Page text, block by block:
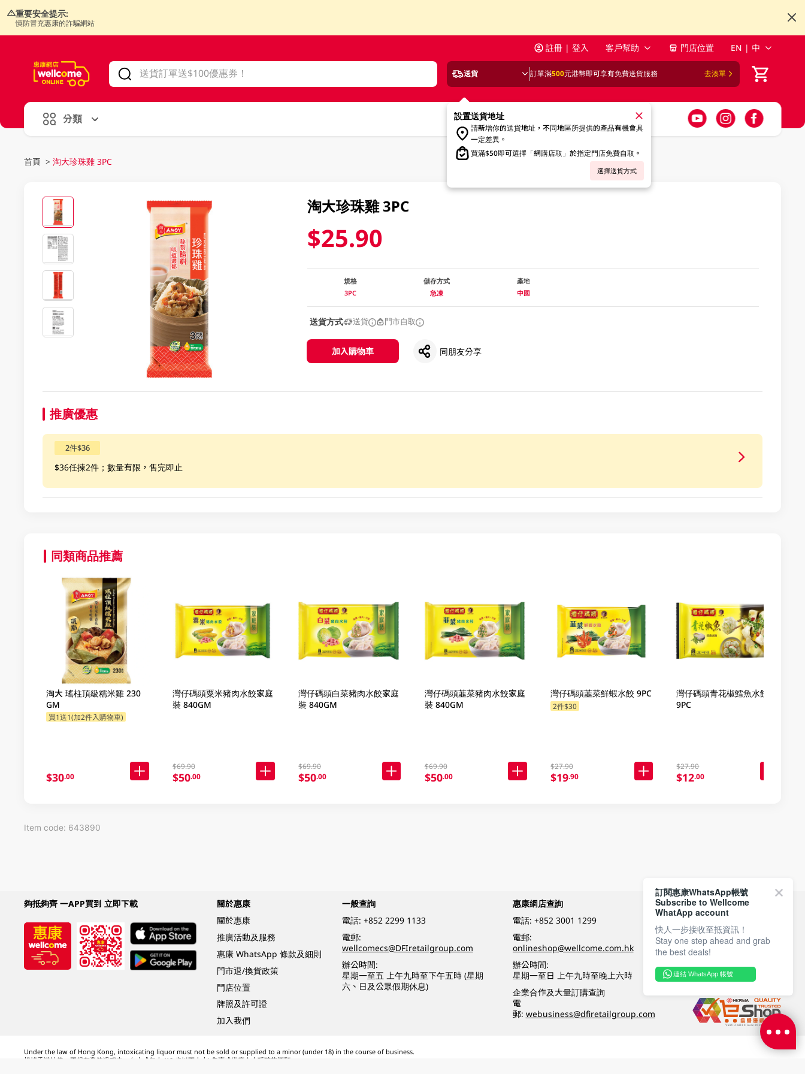
重要安全提示:
慎防冒充惠康的詐騙網站
註冊 | 登入 客戶幫助 門店位置 EN | 中
送貨 訂單滿500元港幣即可享有免費送貨服務 去湊單
設置送貨地址
請新增你的送貨地址，不同地區所提供的產品有機會具
一定差異。
買滿$50即可選擇「網購店取」於指定門店免費自取。
選擇送貨方式
分類
首頁 > 淘大珍珠雞 3PC
淘大珍珠雞 3PC
$25.90
規格
3PC
儲存方式
急凍
產地
中國
送貨方式 送貨 門市自取
加入購物車 同朋友分享
推廣優惠
2件$36
$36任揀2件；數量有限，售完即止
同類商品推薦
淘大 瑤柱頂級糯米雞 230
GM
買1送1(加2件入購物車)
$30.00
灣仔碼頭粟米豬肉水餃家庭
裝 840GM
$69.90
$50.00
灣仔碼頭白菜豬肉水餃家庭
裝 840GM
$69.90
$50.00
灣仔碼頭韮菜豬肉水餃家庭
裝 840GM
$69.90
$50.00
灣仔碼頭韮菜鮮蝦水餃 9PC
2件$30
$27.90
$19.90
灣仔碼頭青花椒鱈魚水餃
9PC
$27.90
$12.00
Item code: 643890
夠抵夠齊 一APP買到 立即下載
關於惠康
關於惠康
推廣活動及服務
惠康 WhatsApp 條款及細則
門市退/換貨政策
門店位置
牌照及許可證
加入我們
一般查詢
電話: +852 2299 1133
電郵:
wellcomecs@DFIretailgroup.com
辦公時間:
星期一至五 上午九時至下午五時 (星期
六、日及公眾假期休息)
惠康網店查詢
電話: +852 3001 1299
電郵:
onlineshop@wellcome.com.hk
辦公時間:
星期一至日 上午九時至晚上六時
企業合作及大量訂購查詢
電
郵: webusiness@dfiretailgroup.com
付款方式
關注我們
Under the law of Hong Kong, intoxicating liquor must not be sold or supplied to a minor (under 18) in the course of business.
根據香港法律，不得在業務過程中，向未成年人 (18 歲以下人士) 售賣或供應令人醺醉的酒類。
訂閱惠康WhatsApp帳號
Subscribe to Wellcome
WhatApp account
快人一步接收至抵資訊！
Stay one step ahead and grab
the best deals!
連結 WhatsApp 帳號